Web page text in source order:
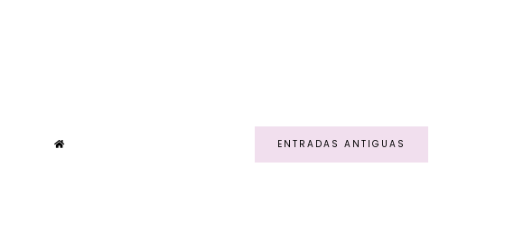
ENTRADAS ANTIGUAS